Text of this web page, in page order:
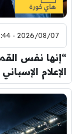
2026/08/07 - 16:44
“إنها نفس
الإعلام